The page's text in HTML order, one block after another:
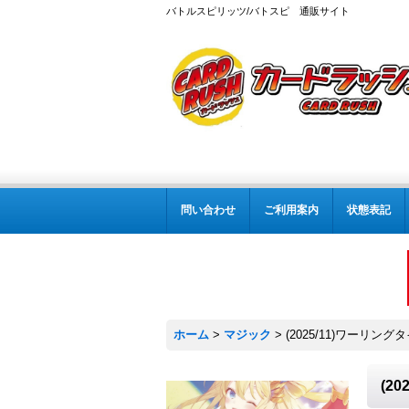
バトルスピリッツ/バトスピ 通販サイト
問い合わせ ご利用案内 状態表記
ホーム > マジック > (2025/11)ワーリング